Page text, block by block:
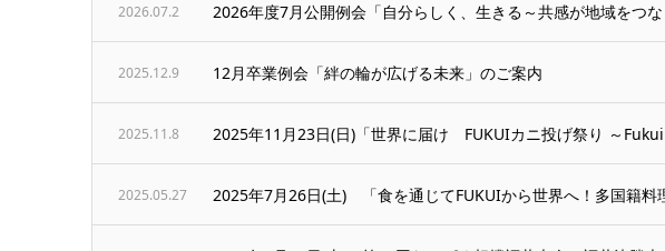
2026.07.2 2026年度7月公開例会「自分らしく、生きる～共感が地域をつな
2025.12.9 12月卒業例会「絆の輪が広げる未来」のご案内
2025.11.8 2025年11月23日(日)「世界に届け FUKUIカニ投げ祭り ～
2025.05.27 2025年7月26日(土) 「食を通じてFUKUIから世界へ！多国籍料